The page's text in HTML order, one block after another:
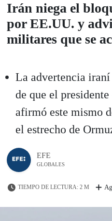
Irán niega el
por EE.UU. y
militares que se
La advertencia iraní
de que el presidente
afirmó este mismo
el estrecho de
EFE
GLOBALES
TIEMPO DE LECTURA: 2 M